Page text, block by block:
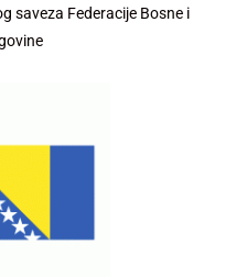
saveza Federacije Bosne i